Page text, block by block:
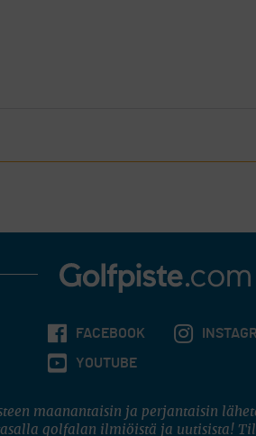
FACEBOOK
YOUTUBE
maanantaisin ja perjantaisin
golfalan ilmiöistä ja uutisista!